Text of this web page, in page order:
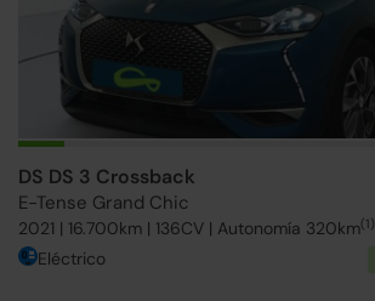
DS DS 3 Crossback
E-Tense Grand Chic
2021 | 16.700km | 136CV | Autonomía 320km(1)
Eléctrico